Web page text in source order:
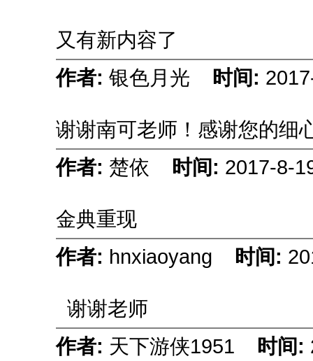
又有新内容了
作者: 银色月光 时间:
谢谢南可老师！感谢您的细
作者: 楚依 时间: 2017-8-
金典重现
作者: hnxiaoyang 时间:
谢谢老师
作者: 天下游侠1951 时间: